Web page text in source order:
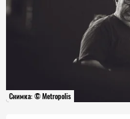
Снимка: © Metropolis